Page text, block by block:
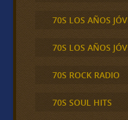
70S LOS AÑOS
70S LOS AÑOS
70S ROCK RADIO
70S SOUL HITS